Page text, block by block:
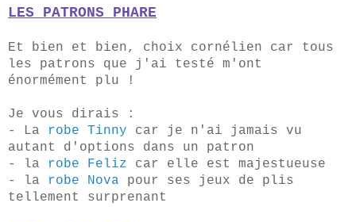
LES PATRONS PHARE
Et bien et bien, choix cornélien car tous
les patrons que j'ai testé m'ont
énormément plu !
Je vous dirais :
- La
robe Tinny car je n'ai jamais vu
autant d'options dans un patron
- la
robe Feliz car elle est majestueuse
- la
robe Nova pour ses jeux de plis
tellement surprenant